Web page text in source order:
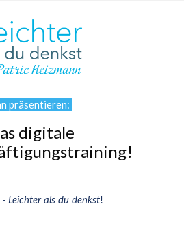
präsentieren:
digitale
- Leichter als du denkst!